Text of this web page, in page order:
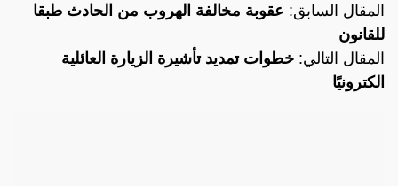
المقال السابق: عقوبة مخالفة الهروب من الحادث طبقا
للقانون
المقال التالي: خطوات تمديد تأشيرة الزيارة العائلية
الكترونيًا